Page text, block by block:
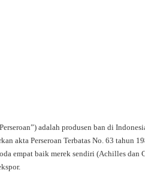
adalah produsen ban di
akta Perseroan Terbatas No. 63 tahun
empat baik merek sendiri (Achilles dan